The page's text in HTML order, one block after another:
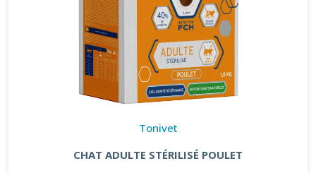
Tonivet
CHAT ADULTE STÉRILISÉ POULET